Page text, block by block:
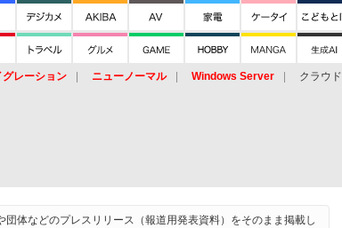
グレーション ニューノーマル Windows Server クラウド
団体などのプレスリリース（報道用発表資料）をそのまま掲載し